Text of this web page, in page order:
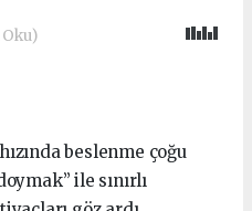
beslenme çoğu
ile sınırlı